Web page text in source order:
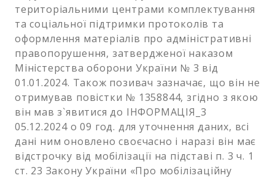
територіальними центрами комплектування
та соціальної підтримки протоколів та
оформлення матеріалів про адміністративні
правопорушення, затвердженої наказом
Міністерства оборони України № 3 від
01.01.2024. Також позивач зазначає, що він не
отримував повістки № 1358844, згідно з якою
він мав з`явитися до ІНФОРМАЦІЯ_3
05.12.2024 о 09 год. для уточнення даних, всі
дані ним оновлено своєчасно і наразі він має
відстрочку від мобілізації на підставі п. 3 ч. 1
ст. 23 Закону України «Про мобілізаційну